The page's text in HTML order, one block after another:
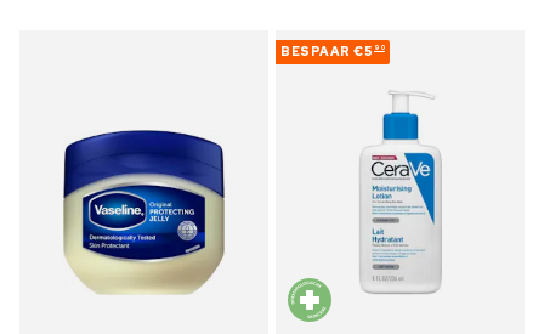
BESPAAR €5 90